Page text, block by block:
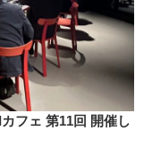
フェ 第11回 開催し